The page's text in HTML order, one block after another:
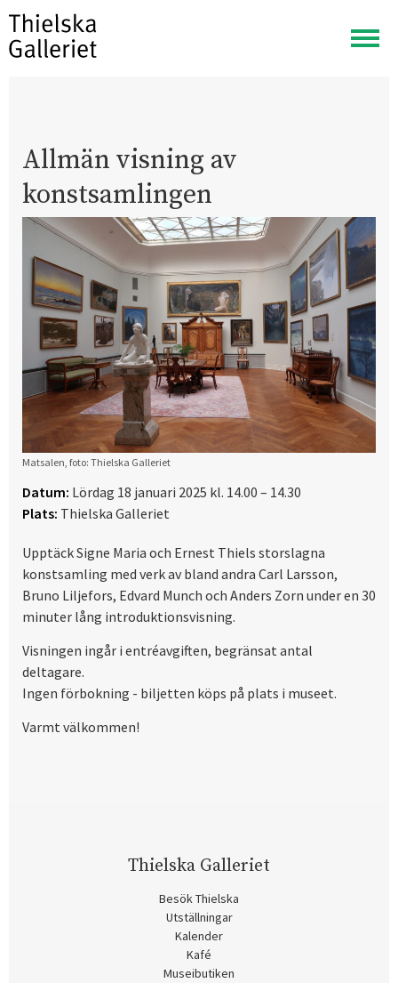
Visa
meny
Allmän visning av
konstsamlingen
Matsalen, foto: Thielska Galleriet
Datum: Lördag 18 januari 2025 kl. 14.00 – 14.30
Plats: Thielska Galleriet
Upptäck Signe Maria och Ernest Thiels storslagna
konstsamling med verk av bland andra Carl Larsson,
Bruno Liljefors, Edvard Munch och Anders Zorn under en 30
minuter lång introduktionsvisning.
Visningen ingår i entréavgiften, begränsat antal
deltagare.
Ingen förbokning - biljetten köps på plats i museet.
Varmt välkommen!
Thielska Galleriet
Besök Thielska
Utställningar
Kalender
Kafé
Museibutiken